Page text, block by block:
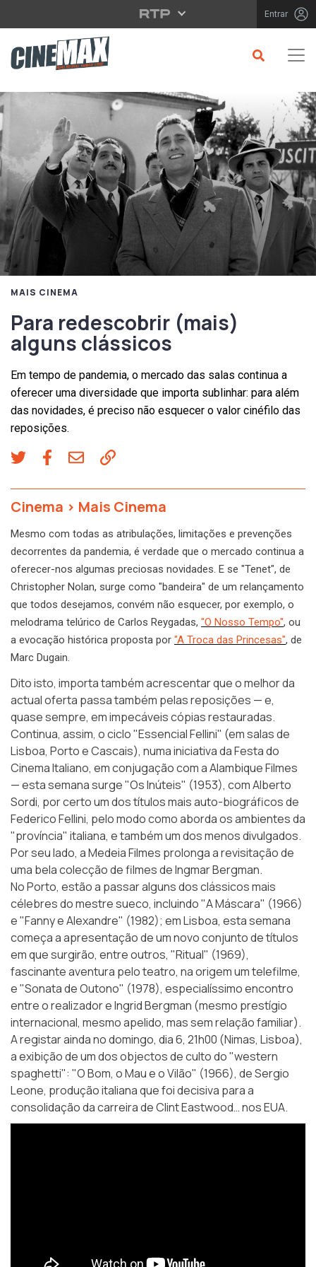
Saltar para o conteúdo principal Entrar
MAIS CINEMA
Para redescobrir (mais)
alguns clássicos
Em tempo de pandemia, o mercado das salas continua a
oferecer uma diversidade que importa sublinhar: para além
das novidades, é preciso não esquecer o valor cinéfilo das
reposições.
Cinema > Mais Cinema
Mesmo com todas as atribulações, limitações e prevenções
decorrentes da pandemia, é verdade que o mercado continua a
oferecer-nos algumas preciosas novidades. E se "Tenet", de
Christopher Nolan, surge como "bandeira" de um relançamento
que todos desejamos, convém não esquecer, por exemplo, o
melodrama telúrico de Carlos Reygadas, "O Nosso Tempo", ou
a evocação histórica proposta por "A Troca das Princesas", de
Marc Dugain.
Dito isto, importa também acrescentar que o melhor da
actual oferta passa também pelas reposições — e,
quase sempre, em impecáveis cópias restauradas.
Continua, assim, o ciclo"Essencial Fellini" (em salas de
Lisboa, Porto e Cascais), numa iniciativa da Festa do
Cinema Italiano, em conjugação com a Alambique Filmes
— esta semana surge "Os Inúteis" (1953), com Alberto
Sordi, por certo um dos títulos mais auto-biográficos de
Federico Fellini, pelo modo como aborda os ambientes da
"província" italiana, e também um dos menos divulgados.
Por seu lado, a Medeia Filmes prolonga a revisitação de
uma bela colecção de filmes de Ingmar Bergman.
NoPorto, estão a passar alguns dos clássicos mais
célebres do mestre sueco, incluindo "A Máscara" (1966)
e "Fanny e Alexandre" (1982); emLisboa, esta semana
começa a apresentação de um novo conjunto de títulos
em que surgirão, entre outros, "Ritual" (1969),
fascinante aventura pelo teatro, na origem um telefilme,
e "Sonata de Outono" (1978), especialíssimo encontro
entre o realizador e Ingrid Bergman (mesmo prestígio
internacional, mesmo apelido, mas sem relação familiar).
A registar ainda no domingo, dia 6, 21h00 (Nimas, Lisboa),
a exibição de um dos objectos de culto do"western
spaghetti": "O Bom, o Mau e o Vilão" (1966), de Sergio
Leone, produção italiana que foi decisiva para a
consolidação da carreira de Clint Eastwood… nos EUA.